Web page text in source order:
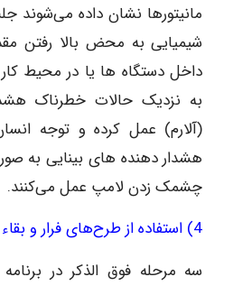
مانیتور‌ها نشان داده می‌شوند
شیمیایی به محض بالا رفتن
داخل دستگاه ها یا در محیط کار
به نزدیک حالات خطرناک
(آلارم) عمل کرده و توجه
هشدار دهنده های بینایی به
چشمک زدن لامپ عمل می‌کنند.
4) استفاده از طرح‌های فرار و بقاء (Escape & survival)
سه مرحله فوق الذکر در